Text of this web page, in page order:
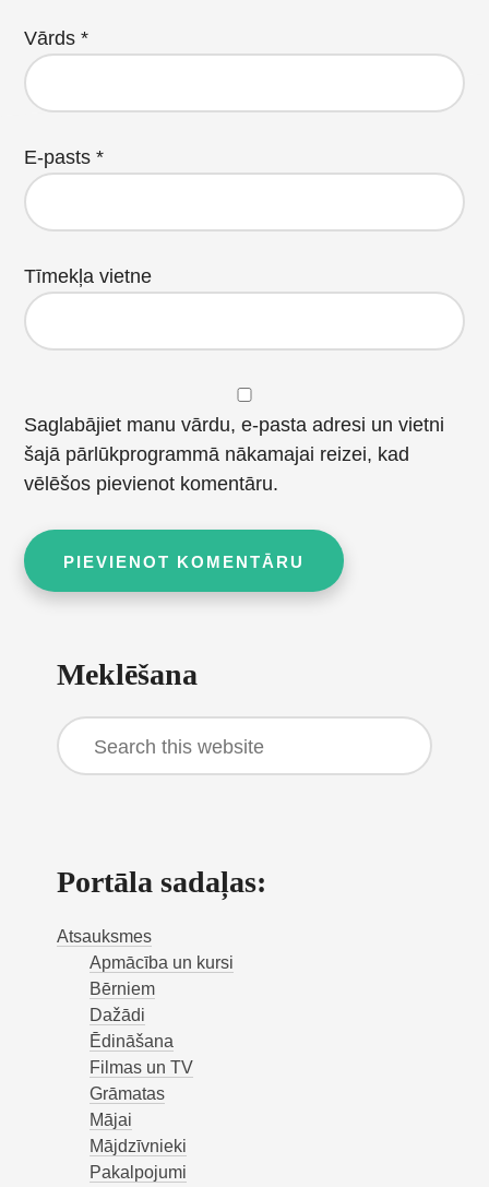
Vārds*
E-pasts*
Tīmekļa vietne
Saglabājiet manu vārdu, e-pasta adresi un vietni
šajā pārlūkprogrammā nākamajai reizei, kad
vēlēšos pievienot komentāru.
Sidebar
Meklēšana
Search
this
website
Portāla sadaļas:
Atsauksmes
Apmācība un kursi
Bērniem
Dažādi
Ēdināšana
Filmas un TV
Grāmatas
Mājai
Mājdzīvnieki
Pakalpojumi